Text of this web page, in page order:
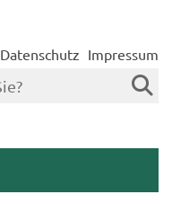
Datenschutz Impressum